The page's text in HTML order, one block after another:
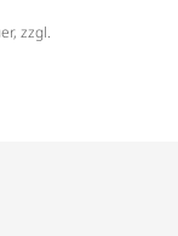
zzgl.